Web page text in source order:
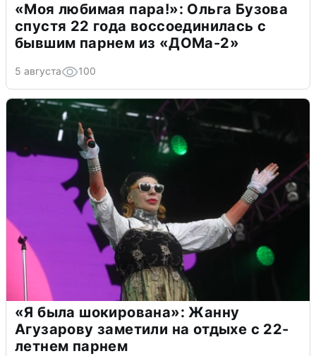
«Моя любимая пара!»: Ольга Бузова
спустя 22 года воссоединилась с
бывшим парнем из «ДОМа-2»
5 августа 100
«Я была шокирована»: Жанну
Агузарову заметили на отдыхе с 22-
летнем парнем